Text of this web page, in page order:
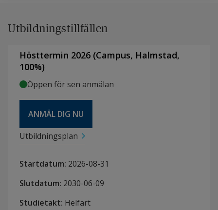
Utbildningstillfällen
Hösttermin 2026 (Campus, Halmstad,
100%)
Öppen för sen anmälan
Utbildningsplan
ANMÄL DIG NU
Startdatum: 2026-08-31
Slutdatum: 2030-06-09
Studietakt: Helfart